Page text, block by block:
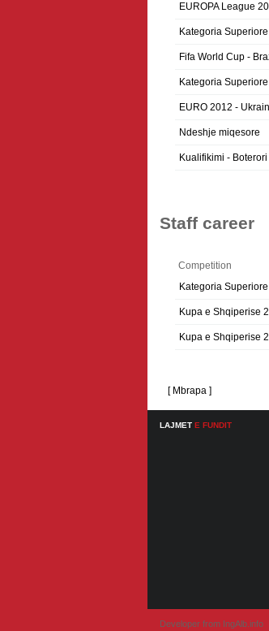
EUROPA League
Kategoria
Fifa World Cup -
Kategoria
EURO 2012 -
Ndeshje miqesore
Kualifikimi -
Staff career
Competition
Kategoria
Kupa e Shqiperise
Kupa e Shqiperise
[ Mbrapa ]
LAJMET E FUNDIT
Developer from IngAlb.info